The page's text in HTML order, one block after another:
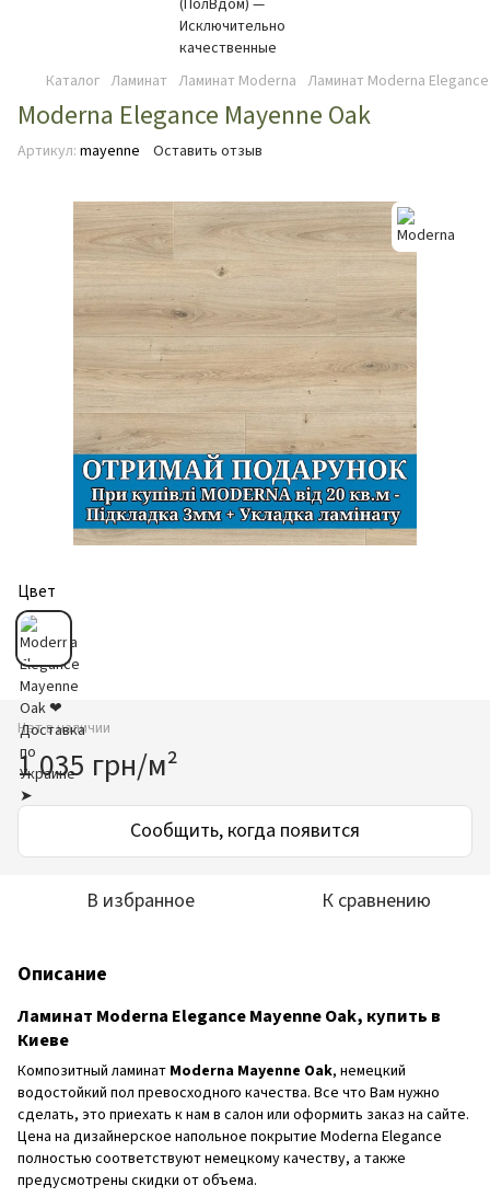
Каталог Ламинат Ламинат Moderna Ламинат Moderna
Moderna Elegance Mayenne Oak
Артикул: mayenne Оставить отзыв
Цвет
Нет в наличии
1 035 грн/м²
Сообщить, когда появится
В избранное К сравнению
Описание
Ламинат Moderna Elegance Mayenne Oak, купить в
Киеве
Композитный ламинат Moderna Mayenne Oak, немецкий
водостойкий пол превосходного качества. Все что Вам нужно
сделать, это приехать к нам в салон или оформить заказ на сайте.
Цена на дизайнерское напольное покрытие Moderna Elegance
полностью соответствуют немецкому качеству, а также
предусмотрены скидки от объема.